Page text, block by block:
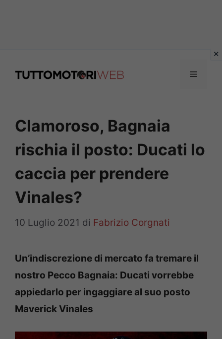
Menu
Clamoroso, Bagnaia
rischia il posto: Ducati lo
caccia per prendere
Vinales?
10 Luglio 2021 di Fabrizio Corgnati
Un’indiscrezione di mercato fa tremare il
nostro Pecco Bagnaia: Ducati vorrebbe
appiedarlo per ingaggiare al suo posto
Maverick Vinales